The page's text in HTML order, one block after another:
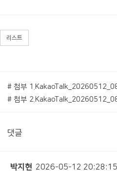
리스트
# 첨부
# 첨부
댓글
박지현 2026-05-12 20:28:15